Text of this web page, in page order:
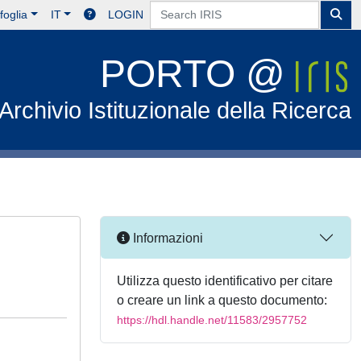
IT LOGIN
PORTO @
Istituzionale della Ricerca
Informazioni
Utilizza questo identificativo per citare
o creare un link a questo documento:
https://hdl.handle.net/11583/2957752